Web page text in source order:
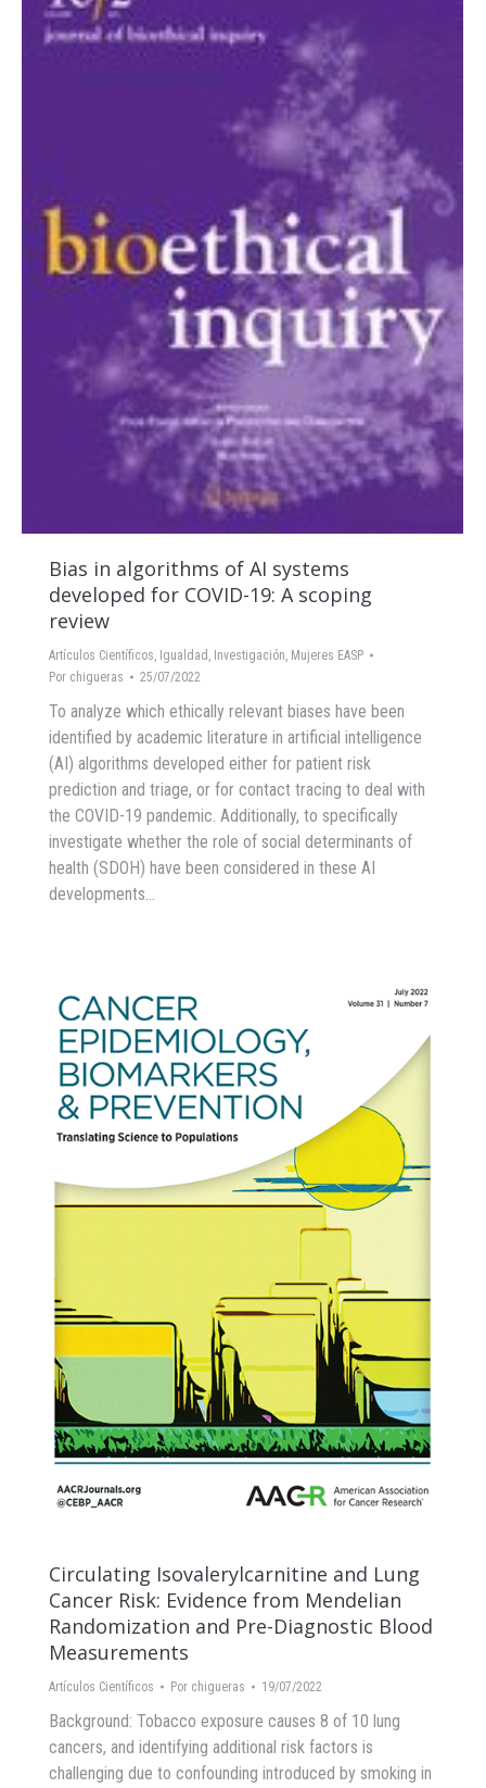
Bias in algorithms of AI systems
developed for COVID-19: A scoping
review
Artículos Científicos Igualdad Investigación Mujeres EASP
Por chigueras 25/07/2022
To analyze which ethically relevant biases have been
identified by academic literature in artificial intelligence
(AI) algorithms developed either for patient risk
prediction and triage, or for contact tracing to deal with
the COVID-19 pandemic. Additionally, to specifically
investigate whether the role of social determinants of
health (SDOH) have been considered in these AI
developments…
Circulating Isovalerylcarnitine and Lung
Cancer Risk: Evidence from Mendelian
Randomization and Pre-Diagnostic Blood
Measurements
Artículos Científicos Por chigueras 19/07/2022
Background: Tobacco exposure causes 8 of 10 lung
cancers, and identifying additional risk factors is
challenging due to confounding introduced by smoking in